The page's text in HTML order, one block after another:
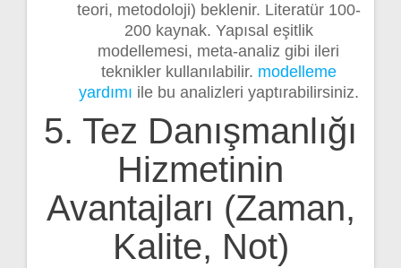
teori, metodoloji) beklenir. Literatür 100-
200 kaynak. Yapısal eşitlik
modellemesi, meta-analiz gibi ileri
teknikler kullanılabilir. modelleme
yardımı ile bu analizleri yaptırabilirsiniz.
5. Tez Danışmanlığı
Hizmetinin
Avantajları (Zaman,
Kalite, Not)